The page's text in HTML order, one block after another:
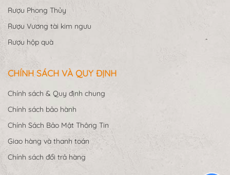
Rượu Phong Thủy
Rượu Vương tài kim ngưu
Rượu hộp quà
CHÍNH SÁCH VÀ QUY ĐỊNH
Chính sách & Quy định chung
Chính sách bảo hành
Chính Sách Bảo Mật Thông Tin
Giao hàng và thanh toán
Chính sách đổi trả hàng